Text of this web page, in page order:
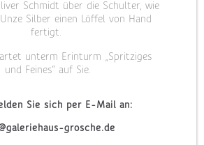
für den Kreis Recklinghausen
darüber hinaus
und
vom
Schmidt über die Schulter, wie
Silber einen Löffel von Hand
fertigt.
unterm Erinturm „Spritziges
und Feines“ auf Sie.
Sie sich per E-Mail an:
grosche.de